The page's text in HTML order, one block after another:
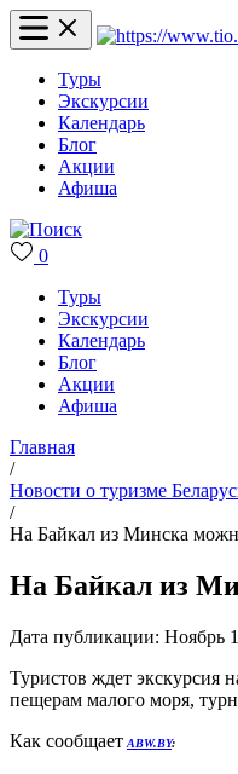
Туры
Экскурсии
Календарь
Блог
Акции
Афиша
0
Туры
Экскурсии
Календарь
Блог
Акции
Афиша
Главная
/
Новости о туризме
/
На Байкал из Минска
На Байкал из
Дата публикации: Ноябрь
Туристов ждет экскурсия
пещерам малого моря,
Как сообщает ABW.BY: